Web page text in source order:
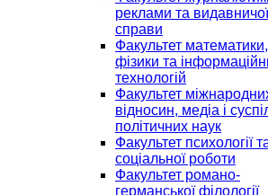
реклами та видавничої
справи
Факультет математики,
фізики та
технологій
Факультет
відносин, медіа і
політичних наук
Факультет психології
соціальної роботи
Факультет романо-
германської філології